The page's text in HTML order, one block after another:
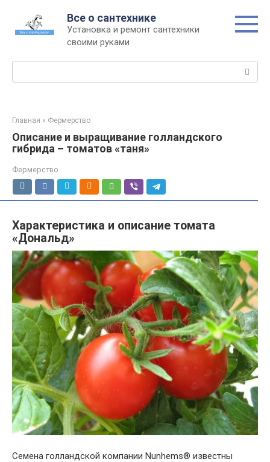
контенту
Все о сантехнике
Установка и ремонт сантехники
своими руками
Главная » Фермерство
Описание и выращивание голландского
гибрида – томатов «таня»
Фермерство
Характеристика и описание томата
«Дональд»
Семена голландской компании Nunhems® известны